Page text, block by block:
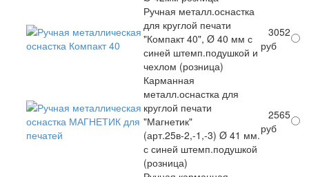
Ручная металл.оснастка
для круглой печати
"Компакт 40", Ø 40 мм с
синей штемп.подушкой и
чехлом (розница)
3052
руб
Карманная
металл.оснастка для
круглой печати
"Магнетик"
(арт.25в-2,-1,-3) Ø 41 мм.
с синей штемп.подушкой
(розница)
2565
руб